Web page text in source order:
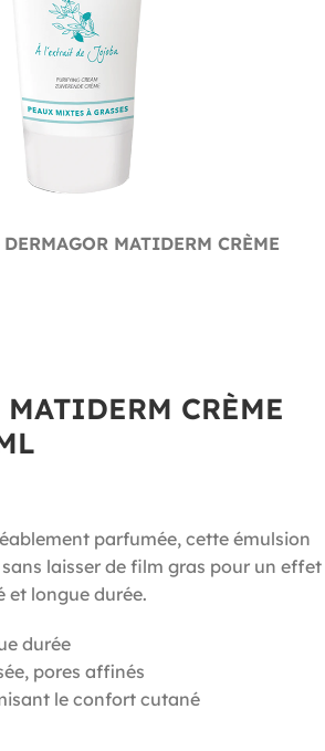
DERMAGOR MATIDERM CRÈME
MATIDERM CRÈME
parfumée, cette émulsion
laisser de film gras pour un effet
longue durée.
durée
pores affinés
le confort cutané